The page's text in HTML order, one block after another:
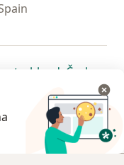
pestaña
una nueva pestaña
abre en una nueva
se abre en
Česko
nueva pestaña
en una nueva pestaña
se abre en una nueva
se abre en
se
abre en una nueva
Encuentra tu